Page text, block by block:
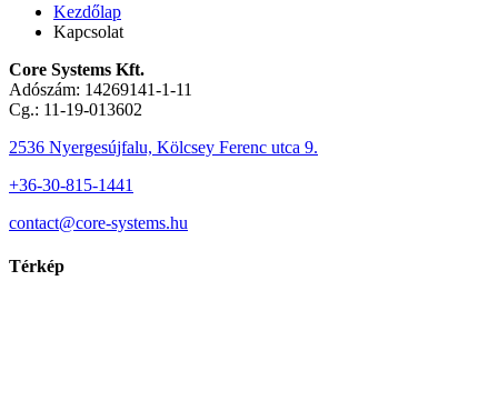
Kezdőlap
Kapcsolat
Core Systems Kft.
Adószám: 14269141-1-11
Cg.: 11-19-013602
2536 Nyergesújfalu, Kölcsey Ferenc utca 9.
+36-30-815-1441
contact@core-systems.hu
Térkép